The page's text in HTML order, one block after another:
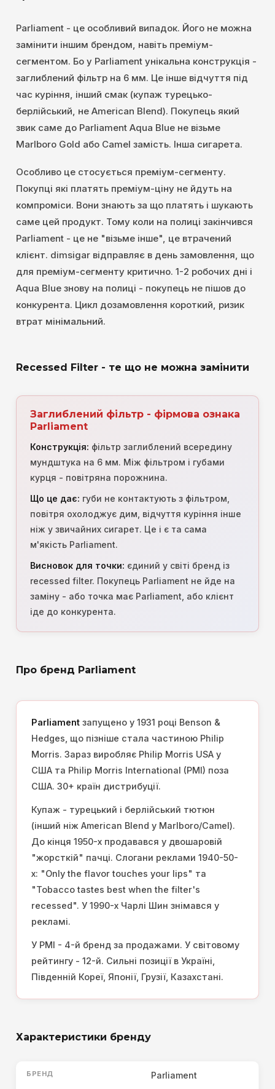
Parliament - це особливий випадок. Його не можна
замінити іншим брендом, навіть преміум-
сегментом. Бо у Parliament унікальна конструкція -
заглиблений фільтр на 6 мм. Це інше відчуття під
час куріння, інший смак (купаж турецько-
берлійський, не American Blend). Покупець який
звик саме до Parliament Aqua Blue не візьме
Marlboro Gold або Camel замість. Інша сигарета.
Особливо це стосується преміум-сегменту.
Покупці які платять преміум-ціну не йдуть на
компроміси. Вони знають за що платять і шукають
саме цей продукт. Тому коли на полиці закінчився
Parliament - це не "візьме інше", це втрачений
клієнт. dimsigar відправляє в день замовлення, що
для преміум-сегменту критично. 1-2 робочих дні і
Aqua Blue знову на полиці - покупець не пішов до
конкурента. Цикл дозамовлення короткий, ризик
втрат мінімальний.
Recessed Filter - те що не можна замінити
Заглиблений фільтр - фірмова ознака
Parliament
Конструкція: фільтр заглиблений всередину
мундштука на 6 мм. Між фільтром і губами
курця - повітряна порожнина.
Що це дає: губи не контактують з фільтром,
повітря охолоджує дим, відчуття куріння інше
ніж у звичайних сигарет. Це і є та сама
м'якість Parliament.
Висновок для точки: єдиний у світі бренд із
recessed filter. Покупець Parliament не йде на
заміну - або точка має Parliament, або клієнт
іде до конкурента.
Про бренд Parliament
Parliament запущено у 1931 році Benson &
Hedges, що пізніше стала частиною Philip
Morris. Зараз виробляє Philip Morris USA у
США та Philip Morris International (PMI) поза
США. 30+ країн дистрибуції.
Купаж - турецький і берлійський тютюн
(інший ніж American Blend у Marlboro/Camel).
До кінця 1950-х продавався у двошаровій
"жорсткій" пачці. Слогани реклами 1940-50-
х: "Only the flavor touches your lips" та
"Tobacco tastes best when the filter's
recessed". У 1990-х Чарлі Шин знімався у
рекламі.
У PMI - 4-й бренд за продажами. У світовому
рейтингу - 12-й. Сильні позиції в Україні,
Південній Кореї, Японії, Грузії, Казахстані.
Характеристики бренду
БРЕНД Parliament